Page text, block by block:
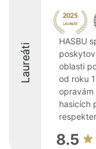
Laureáti
HASBU
oblasti
od roku
opravám
hasicích
8.5